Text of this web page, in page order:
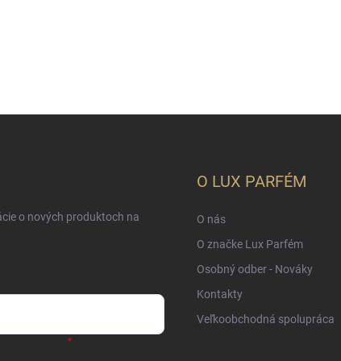
o nových produktoch na
O LUX PARFÉM
O nás
O značke Lux Parfém
Osobný odber - Nováky
Kontakty
Veľkoobchodná spolupráca